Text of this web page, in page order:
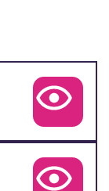
projection